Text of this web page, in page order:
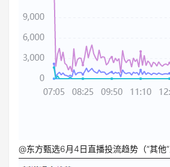
@东方甄选6月4日直播投流趋势（“其他”